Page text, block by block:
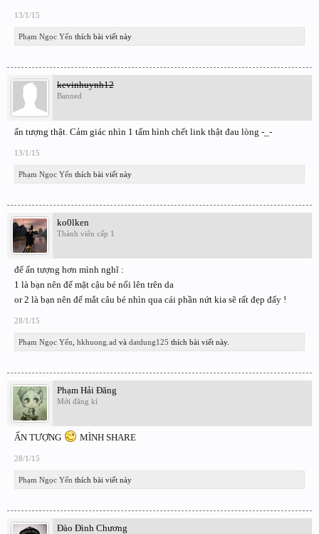
13/1/15
Phạm Ngọc Yến thích bài viết này
kevinhuynh12
Banned
ấn tượng thật. Cảm giác nhìn 1 tấm hình chết link thật đau lòng -_-
13/1/15
Phạm Ngọc Yến thích bài viết này
ko0lken
Thành viên cấp 1
để ấn tượng hơn mình nghĩ :
1 là bạn nên để mặt cậu bé nổi lên trên da
or 2 là bạn nên để mắt câu bé nhìn qua cái phần nứt kia sẽ rất đẹp đấy !
28/1/15
Phạm Ngọc Yến hkhuong.ad và datdung125 thích bài viết này.
Phạm Hải Đăng
Mới đăng kí
ẤN TƯỢNG MÌNH SHARE
28/1/15
Phạm Ngọc Yến thích bài viết này
Đào Đình Chương